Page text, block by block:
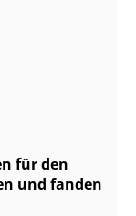
für den
und fanden